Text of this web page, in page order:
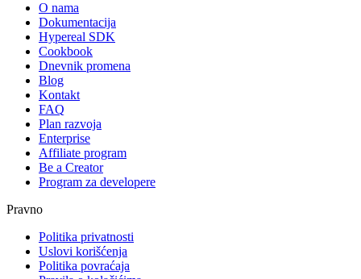
O nama
Dokumentacija
Hypereal SDK
Cookbook
Dnevnik promena
Blog
Kontakt
FAQ
Plan razvoja
Enterprise
Affiliate program
Be a Creator
Program za developere
Pravno
Politika privatnosti
Uslovi korišćenja
Politika povraćaja